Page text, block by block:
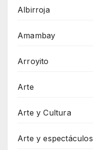
Albirroja
Amambay
Arroyito
Arte
Arte y Cultura
Arte y espectáculos